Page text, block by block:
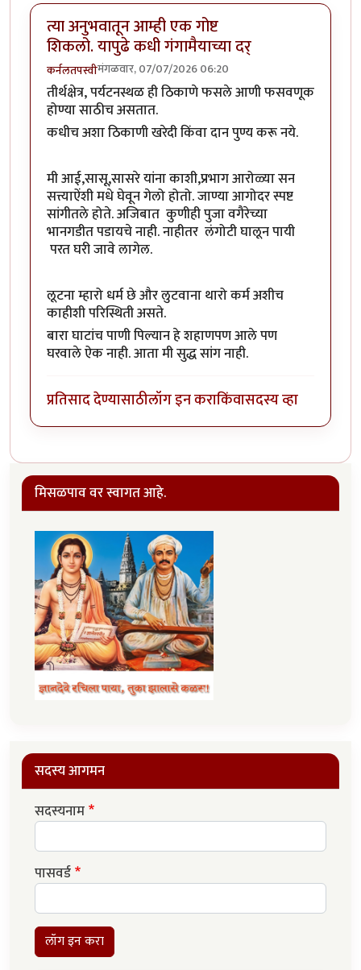
त्या अनुभवातून आम्ही एक गोष्ट
शिकलो. यापुढे कधी गंगामैयाच्या दर्
कर्नलतपस्वीमंगळवार, 07/07/2026 06:20
तीर्थक्षेत्र, पर्यटनस्थळ ही ठिकाणे फसले आणी फसवणूक
होण्या साठीच असतात.
कधीच अशा ठिकाणी खरेदी किंवा दान पुण्य करू नये.
मी आई,सासू,सासरे यांना काशी,प्रभाग आरोळ्या सन
सत्त्याऐंशी मधे घेवून गेलो होतो. जाण्या आगोदर स्पष्ट
सांगीतले होते. अजिबात कुणीही पुजा वगैरेच्या
भानगडीत पडायचे नाही. नाहीतर लंगोटी घालून पायी
परत घरी जावे लागेल.
लूटना म्हारो धर्म छे और लुटवाना थारो कर्म अशीच
काहीशी परिस्थिती असते.
बारा घाटांच पाणी पिल्यान हे शहाणपण आले पण
घरवाले ऐक नाही. आता मी सुद्ध सांग नाही.
प्रतिसाद देण्यासाठीलॉग इन कराकिंवासदस्य व्हा
मिसळपाव वर स्वागत आहे.
सदस्य आगमन
सदस्यनाम
पासवर्ड
लॉग इन करा